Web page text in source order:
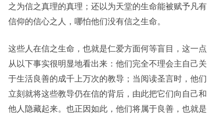
之为信之真理的真理；还以为天堂的生命能被赋予凡有
信仰的信心之人，哪怕他们没有信之生命。
这些人在信之生命，也就是仁爱方面何等盲目，这一点
从以下事实很明显地看出来：他们完全不理会主自己关
于生活良善的成千上万次的教导；当阅读圣言时，他们
立刻就将这些教导仍在信的背后，由此把它们向自己和
他人隐藏起来。也正因如此，他们将属于良善，也就是